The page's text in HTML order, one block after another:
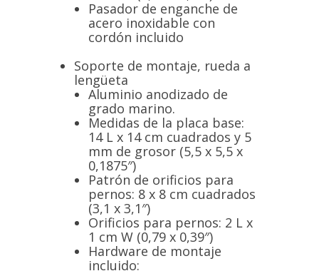
Pasador de enganche de
acero inoxidable con
cordón incluido
Soporte de montaje, rueda a
lengüeta
Aluminio anodizado de
grado marino.
Medidas de la placa base:
14 L x 14 cm cuadrados y 5
mm de grosor (5,5 x 5,5 x
0,1875″)
Patrón de orificios para
pernos: 8 x 8 cm cuadrados
(3,1 x 3,1″)
Orificios para pernos: 2 L x
1 cm W (0,79 x 0,39″)
Hardware de montaje
incluido: